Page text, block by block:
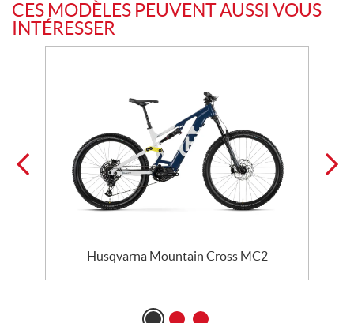
CES MODÈLES PEUVENT AUSSI VOUS
INTÉRESSER
Husqvarna Mountain Cross MC2